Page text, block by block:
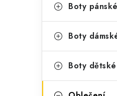
o
t
r
kategorie
a
e
o
Boty pánské
Boty
Boty dětské